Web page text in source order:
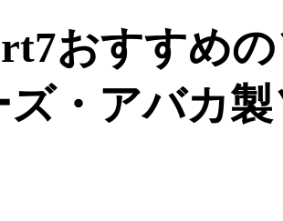
おすすめ
ズ・アバカ